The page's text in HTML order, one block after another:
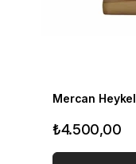
₺4.500,00